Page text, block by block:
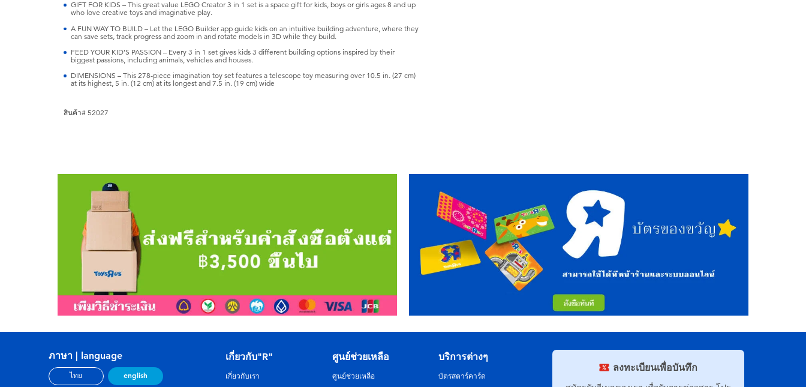
GIFT FOR KIDS – This great value LEGO Creator 3 in 1 set is a space gift for kids, boys or girls ages 8 and up
who love creative toys and imaginative play.
A FUN WAY TO BUILD – Let the LEGO Builder app guide kids on an intuitive building adventure, where they
can save sets, track progress and zoom in and rotate models in 3D while they build.
FEED YOUR KID’S PASSION – Every 3 in 1 set gives kids 3 different building options inspired by their
biggest passions, including animals, vehicles and houses.
DIMENSIONS – This 278-piece imagination toy set features a telescope toy measuring over 10.5 in. (27 cm)
at its highest, 5 in. (12 cm) at its longest and 7.5 in. (19 cm) wide
สินค้า# 52027
ลงทะเบียนเพื่อบันทึก
ภาษา | language
ไทย english
เกี่ยวกับ"R"
เกี่ยวกับเรา
ศูนย์ช่วยเหลือ
ศูนย์ช่วยเหลือ
บริการต่างๆ
บัตรสตาร์คาร์ด